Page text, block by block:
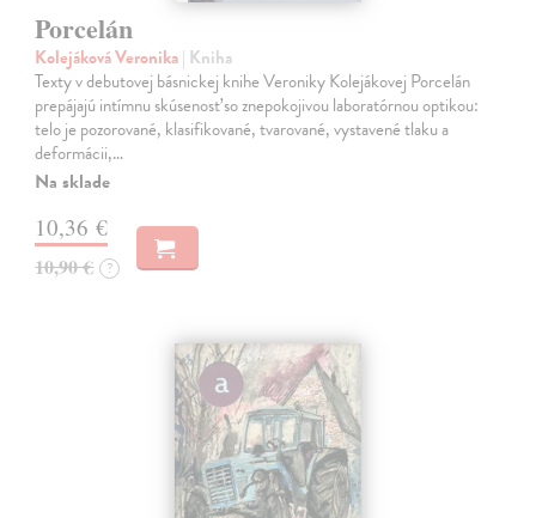
Porcelán
Kolejáková Veronika| Kniha
Texty v debutovej básnickej knihe Veroniky Kolejákovej Porcelán
prepájajú intímnu skúsenosť so znepokojivou laboratórnou optikou:
telo je pozorované, klasifikované, tvarované, vystavené tlaku a
deformácii,…
Na sklade
10,36 €
10,90 € ?